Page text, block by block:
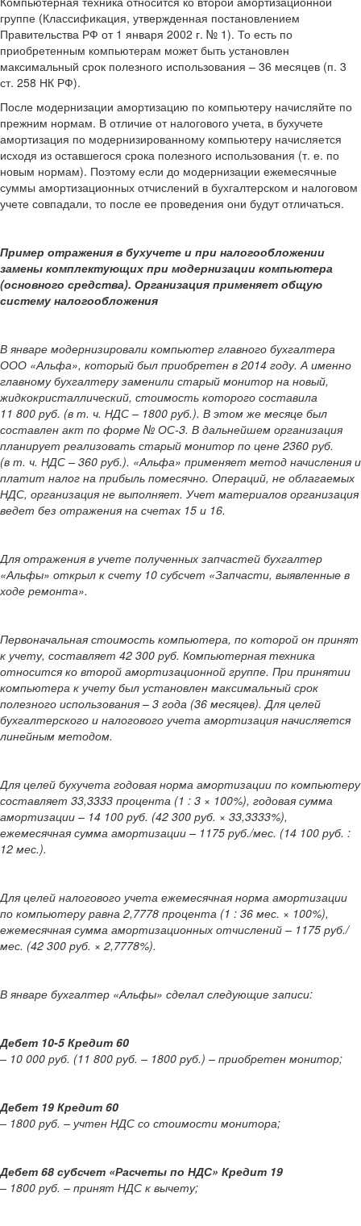
группе (Классификация, утвержденная постановлением
Правительства РФ от 1 января 2002 г. № 1). То есть по
приобретенным компьютерам может быть установлен
максимальный срок полезного использования – 36 месяцев (п. 3
ст. 258 НК РФ).
После модернизации амортизацию по компьютеру начисляйте по
прежним нормам. В отличие от налогового учета, в бухучете
амортизация по модернизированному компьютеру начисляется
исходя из оставшегося срока полезного использования (т. е. по
новым нормам). Поэтому если до модернизации ежемесячные
суммы амортизационных отчислений в бухгалтерском и налоговом
учете совпадали, то после ее проведения они будут отличаться.
Пример отражения в бухучете и при налогообложении
замены комплектующих при модернизации компьютера
(основного средства). Организация применяет общую
систему налогообложения
В январе модернизировали компьютер главного бухгалтера
ООО «Альфа», который был приобретен в 2014 году. А именно
главному бухгалтеру заменили старый монитор на новый,
жидкокристаллический, стоимость которого составила
11 800 руб. (в т. ч. НДС – 1800 руб.). В этом же месяце был
составлен акт по форме № ОС-3. В дальнейшем организация
планирует реализовать старый монитор по цене 2360 руб.
(в т. ч. НДС – 360 руб.). «Альфа» применяет метод начисления и
платит налог на прибыль помесячно. Операций, не облагаемых
НДС, организация не выполняет. Учет материалов организация
ведет без отражения на счетах 15 и 16.
Для отражения в учете полученных запчастей бухгалтер
«Альфы» открыл к счету 10 субсчет «Запчасти, выявленные в
ходе ремонта».
Первоначальная стоимость компьютера, по которой он принят
к учету, составляет 42 300 руб. Компьютерная техника
относится ко второй амортизационной группе. При принятии
компьютера к учету был установлен максимальный срок
полезного использования – 3 года (36 месяцев). Для целей
бухгалтерского и налогового учета амортизация начисляется
линейным методом.
Для целей бухучета годовая норма амортизации по компьютеру
составляет 33,3333 процента (1 : 3 × 100%), годовая сумма
амортизации – 14 100 руб. (42 300 руб. × 33,3333%),
ежемесячная сумма амортизации – 1175 руб./мес. (14 100 руб. :
12 мес.).
Для целей налогового учета ежемесячная норма амортизации
по компьютеру равна 2,7778 процента (1 : 36 мес. × 100%),
ежемесячная сумма амортизационных отчислений – 1175 руб./
мес. (42 300 руб. × 2,7778%).
В январе бухгалтер «Альфы» сделал следующие записи:
Дебет 10-5 Кредит 60
– 10 000 руб. (11 800 руб. – 1800 руб.) – приобретен монитор;
Дебет 19 Кредит 60
– 1800 руб. – учтен НДС со стоимости монитора;
Дебет 68 субсчет «Расчеты по НДС» Кредит 19
– 1800 руб. – принят НДС к вычету;